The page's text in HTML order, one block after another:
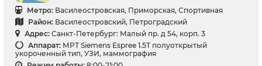
Метро: Василеостровская, Приморская, Спортивная
Район: Василеостровский, Петроградский
Адрес: Санкт-Петербург: Малый пр. д 54, корп. 3
Аппарат: МРТ Siemens Espree 1.5Т полуоткрытый
укороченный тип, УЗИ, маммография